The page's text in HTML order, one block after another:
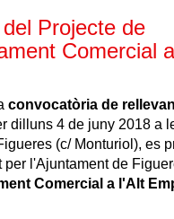
Projecte de
Comercial
convocatòria de
dilluns 4 de juny 2018 a
(c/ Monturiol), es
per l'Ajuntament de
Comercial a l'Alt